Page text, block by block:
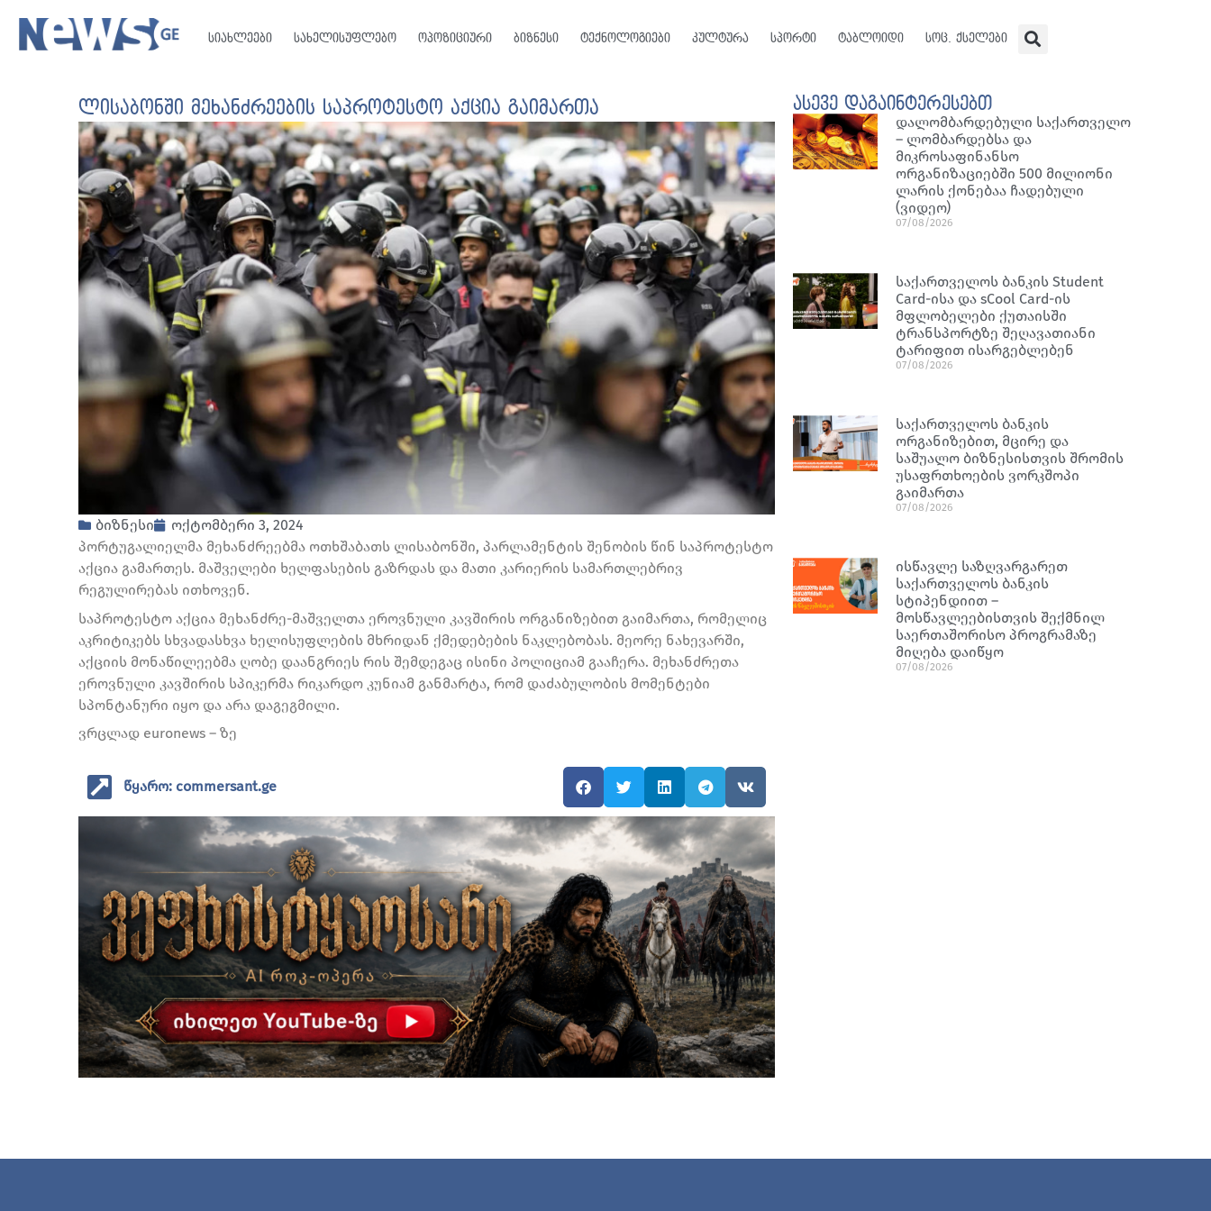
სიახლეები სახელისუფლებო ოპოზიციური ბიზნესი ტექნოლოგიები კულტურა სპორტი ტაბლოიდი სოც. ქსელები
ლისაბონში მეხანძრეების საპროტესტო აქცია გაიმართა
ბიზნესი
ოქტომბერი 3, 2024
პორტუგალიელმა მეხანძრეებმა ოთხშაბათს ლისაბონში, პარლამენტის შენობის წინ საპროტესტო
აქცია გამართეს. მაშველები ხელფასების გაზრდას და მათი კარიერის სამართლებრივ
რეგულირებას ითხოვენ.
საპროტესტო აქცია მეხანძრე-მაშველთა ეროვნული კავშირის ორგანიზებით გაიმართა, რომელიც
აკრიტიკებს სხვადასხვა ხელისუფლების მხრიდან ქმედებების ნაკლებობას. მეორე ნახევარში,
აქციის მონაწილეებმა ღობე დაანგრიეს რის შემდეგაც ისინი პოლიციამ გააჩერა. მეხანძრეთა
ეროვნული კავშირის სპიკერმა რიკარდო კუნიამ განმარტა, რომ დაძაბულობის მომენტები
სპონტანური იყო და არა დაგეგმილი.
ვრცლად euronews – ზე
წყარო: commersant.ge
ასევე დაგაინტერესებთ
დალომბარდებული საქართველო
– ლომბარდებსა და
მიკროსაფინანსო
ორგანიზაციებში 500 მილიონი
ლარის ქონებაა ჩადებული
(ვიდეო)
07/08/2026
საქართველოს ბანკის Student
Card-ისა და sCool Card-ის
მფლობელები ქუთაისში
ტრანსპორტზე შეღავათიანი
ტარიფით ისარგებლებენ
07/08/2026
საქართველოს ბანკის
ორგანიზებით, მცირე და
საშუალო ბიზნესისთვის შრომის
უსაფრთხოების ვორკშოპი
გაიმართა
07/08/2026
ისწავლე საზღვარგარეთ
საქართველოს ბანკის
სტიპენდიით –
მოსწავლეებისთვის შექმნილ
საერთაშორისო პროგრამაზე
მიღება დაიწყო
07/08/2026